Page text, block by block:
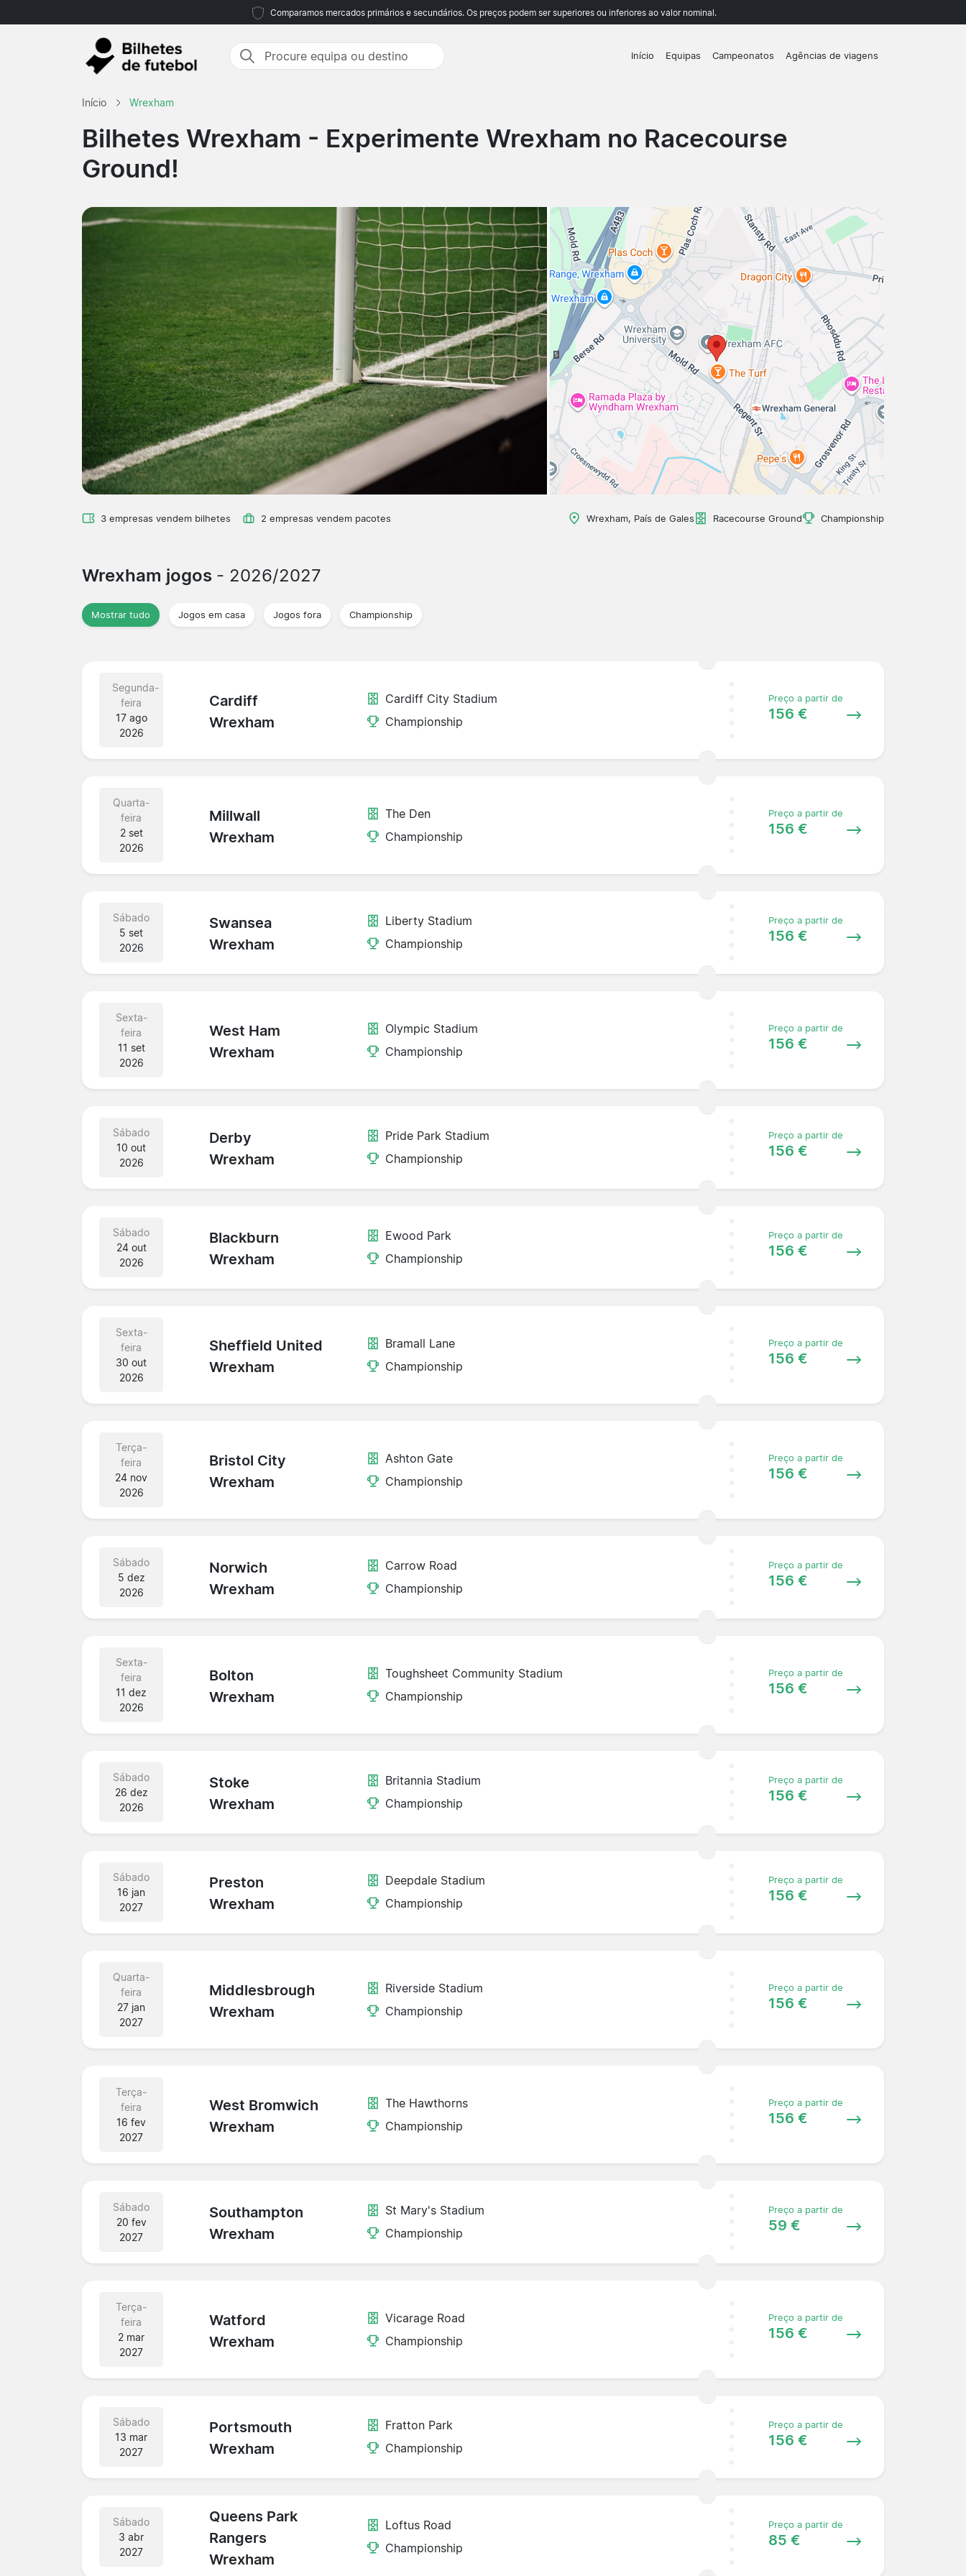
Comparamos mercados primários e secundários. Os preços podem ser superiores ou inferiores ao valor nominal.
Início Equipas Campeonatos Agências de viagens
Início Wrexham
Bilhetes Wrexham - Experimente Wrexham no Racecourse
Ground!
3 empresas vendem bilhetes 2 empresas vendem pacotes Wrexham, País de Gales Racecourse Ground Championship
Wrexham jogos - 2026/2027
Mostrar tudo Jogos em casa Jogos fora Championship
Segunda-
feira
17 ago
2026
Cardiff
Wrexham
Cardiff City Stadium
Championship
Preço a partir de
156 €
Quarta-
feira
2 set
2026
Millwall
Wrexham
The Den
Championship
Preço a partir de
156 €
Sábado
5 set
2026
Swansea
Wrexham
Liberty Stadium
Championship
Preço a partir de
156 €
Sexta-
feira
11 set
2026
West Ham
Wrexham
Olympic Stadium
Championship
Preço a partir de
156 €
Sábado
10 out
2026
Derby
Wrexham
Pride Park Stadium
Championship
Preço a partir de
156 €
Sábado
24 out
2026
Blackburn
Wrexham
Ewood Park
Championship
Preço a partir de
156 €
Sexta-
feira
30 out
2026
Sheffield United
Wrexham
Bramall Lane
Championship
Preço a partir de
156 €
Terça-
feira
24 nov
2026
Bristol City
Wrexham
Ashton Gate
Championship
Preço a partir de
156 €
Sábado
5 dez
2026
Norwich
Wrexham
Carrow Road
Championship
Preço a partir de
156 €
Sexta-
feira
11 dez
2026
Bolton
Wrexham
Toughsheet Community Stadium
Championship
Preço a partir de
156 €
Sábado
26 dez
2026
Stoke
Wrexham
Britannia Stadium
Championship
Preço a partir de
156 €
Sábado
16 jan
2027
Preston
Wrexham
Deepdale Stadium
Championship
Preço a partir de
156 €
Quarta-
feira
27 jan
2027
Middlesbrough
Wrexham
Riverside Stadium
Championship
Preço a partir de
156 €
Terça-
feira
16 fev
2027
West Bromwich
Wrexham
The Hawthorns
Championship
Preço a partir de
156 €
Sábado
20 fev
2027
Southampton
Wrexham
St Mary's Stadium
Championship
Preço a partir de
59 €
Terça-
feira
2 mar
2027
Watford
Wrexham
Vicarage Road
Championship
Preço a partir de
156 €
Sábado
13 mar
2027
Portsmouth
Wrexham
Fratton Park
Championship
Preço a partir de
156 €
Sábado
3 abr
2027
Queens Park
Rangers
Wrexham
Loftus Road
Championship
Preço a partir de
85 €